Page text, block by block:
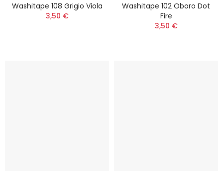
Washitape 108 Grigio Viola
3,50 €
Washitape 102 Oboro Dot
Fire
3,50 €